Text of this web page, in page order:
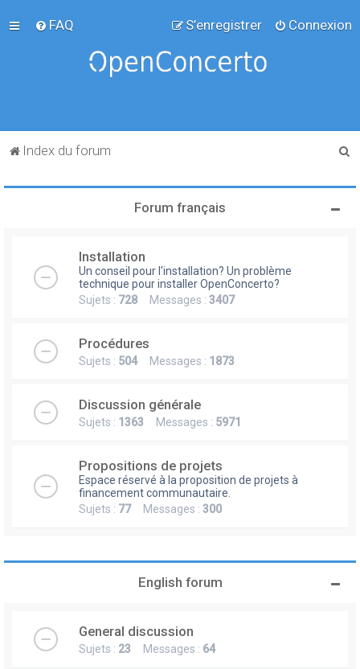
FAQ Connexion
S’enregistrer
Index du forum
Forum français
Installation
Un conseil pour l'installation? Un problème
technique pour installer OpenConcerto?
Sujets : 728 Messages : 3407
Procédures
Sujets : 504Messages : 1873
Discussion générale
Sujets : 1363 Messages : 5971
Propositions de projets
Espace réservé à la proposition de projets à
financement communautaire.
Sujets : 77Messages : 300
English forum
General discussion
Sujets : 23 Messages : 64